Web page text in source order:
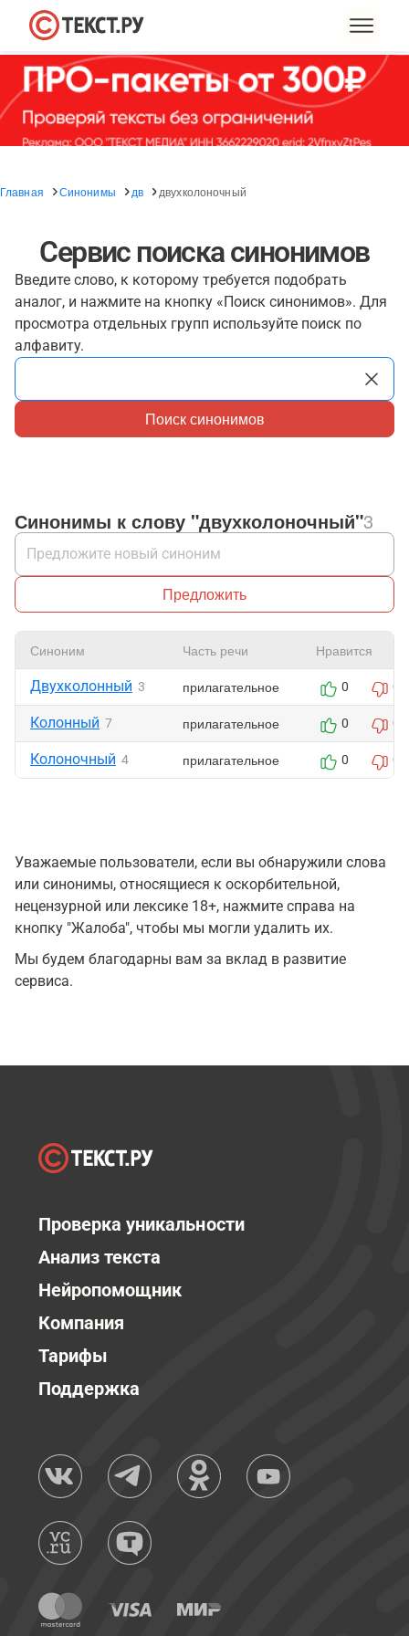
Главная Синонимы дв двухколоночный
Сервис поиска синонимов
Введите слово, к которому требуется подобрать
аналог, и нажмите на кнопку «Поиск синонимов». Для
просмотра отдельных групп используйте поиск по
алфавиту.
Поиск синонимов
Синонимы к слову "двухколоночный"3
Предложить
Синоним Часть речи Нравится
Двухколонный 3 прилагательное 0 0
Колонный 7 прилагательное 0 0
Колоночный 4 прилагательное 0 0
Уважаемые пользователи, если вы обнаружили слова
или синонимы, относящиеся к оскорбительной,
нецензурной или лексике 18+, нажмите справа на
кнопку "Жалоба", чтобы мы могли удалить их.
Мы будем благодарны вам за вклад в развитие
сервиса.
Проверка уникальности
Анализ текста
Нейропомощник
Компания
Тарифы
Поддержка